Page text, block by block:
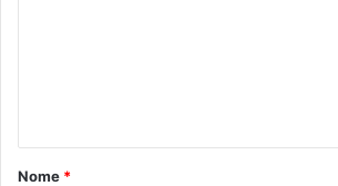
rNome *